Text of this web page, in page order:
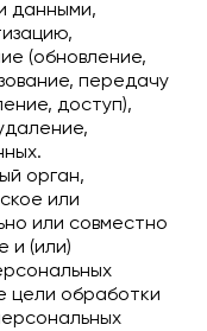
данными,
(обновление,
передачу
доступ),
орган,
или
или совместно
и (или)
цели обработки